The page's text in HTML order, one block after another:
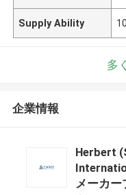
Supply Ability
多
企業情報
Herbert
メーカー